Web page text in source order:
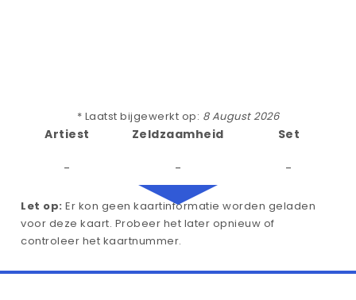
* Laatst bijgewerkt op: 8 August 2026
Artiest
-
Zeldzaamheid
-
Set
-
Let op: Er kon geen kaartinformatie worden geladen
voor deze kaart. Probeer het later opnieuw of
controleer het kaartnummer.